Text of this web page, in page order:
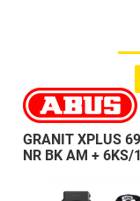
GRANIT XPLUS
NR BK AM + 6KS/